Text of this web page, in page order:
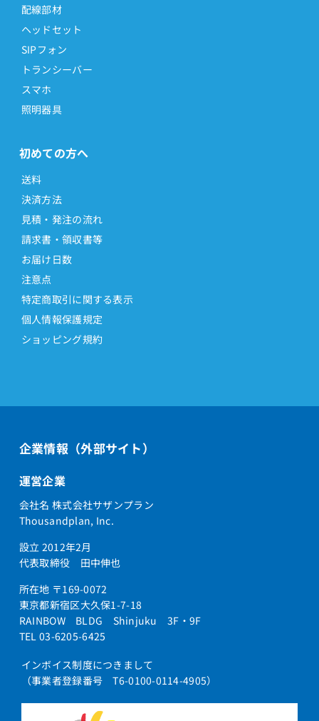
ET-36Si-DHCLW
ET-36Si-IPBTW
ET-36Si-IPSDW
ET-36Si-SDB
ET-36Xi-DHCLW
ET-36Xi-SDB
ET-36Xi-SDW
ET-4.10iZ2-ME
ET-4.10iZ-ME
ET-40iA3-ME
ET-40iA-ME
ET-4COI-Gi
ET-4COI-iA/L2+ET-4MDF-iA/L
ET-4COI-iA/M
ET-4COI-iA/M2
ET-4COI-iE
ET-4COI-iF
ET-4COI-iZ/L+ET-MDF-iZ/L
ET-4COI-iZ2/M
ET-4COI-Si
ET-4COI-XI
ET-4DC+4ST-iA2/L
ET-4DCIB-Si
配線部材
ヘッドセット
SIPフォン
トランシーバー
スマホ
照明器具
初めての方へ
送料
決済方法
見積・発注の流れ
請求書・領収書等
お届け日数
注意点
特定商取引に関する表示
個人情報保護規定
ショッピング規約
企業情報（外部サイト）
運営企業
会社名 株式会社サザンプラン
Thousandplan, Inc.
設立 2012年2月
代表取締役 田中伸也
所在地 〒169-0072
東京都新宿区大久保1-7-18
RAINBOW BLDG Shinjuku 3F・9F
TEL 03-6205-6425
インボイス制度につきまして
（事業者登録番号 T6-0100-0114-4905）